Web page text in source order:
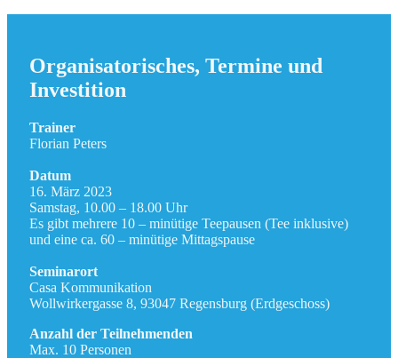
Organisatorisches, Termine und
Investition
Trainer
Florian Peters
Datum
16. März 2023
Samstag, 10.00 – 18.00 Uhr
Es gibt mehrere 10 – minütige Teepausen (Tee inklusive)
und eine ca. 60 – minütige Mittagspause
Seminarort
Casa Kommunikation
Wollwirkergasse 8, 93047 Regensburg (Erdgeschoss)
Anzahl der Teilnehmenden
Max. 10 Personen